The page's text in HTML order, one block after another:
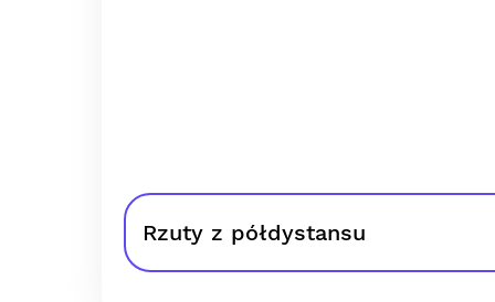
Rzuty z półdystansu